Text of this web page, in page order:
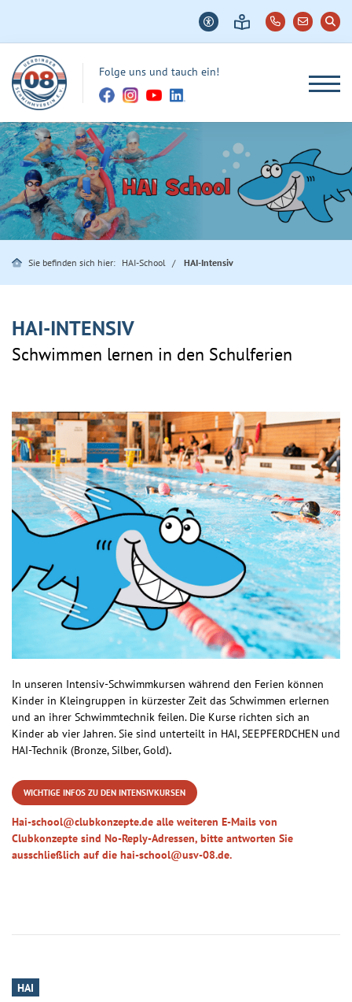
Folge uns und tauch ein!
Sie befinden sich hier: HAI-School HAI-Intensiv
HAI-INTENSIV
Schwimmen lernen in den Schulferien
In unseren Intensiv-Schwimmkursen während den Ferien können
Kinder in Kleingruppen in kürzester Zeit das Schwimmen erlernen
und an ihrer Schwimmtechnik feilen. Die Kurse richten sich an
Kinder ab vier Jahren. Sie sind unterteilt in HAI, SEEPFERDCHEN und
HAI-Technik (Bronze, Silber, Gold).
WICHTIGE INFOS ZU DEN INTENSIVKURSEN
Hai-school@clubkonzepte.de alle weiteren E-Mails von
Clubkonzepte sind No-Reply-Adressen, bitte antworten Sie
ausschließlich auf die hai-school@usv-08.de.
HAI